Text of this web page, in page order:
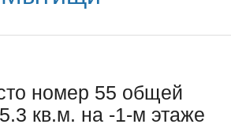
номер 55 общей
кв.м. на -1-м этаже